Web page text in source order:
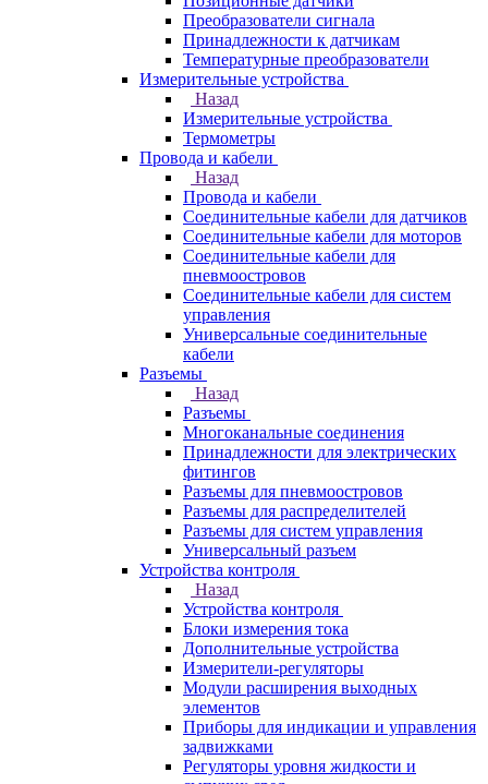
Преобразователи сигнала
Принадлежности к датчикам
Температурные преобразователи
Измерительные устройства
Назад
Измерительные устройства
Термометры
Провода и кабели
Назад
Провода и кабели
Соединительные кабели для датчиков
Соединительные кабели для моторов
Соединительные кабели для
пневмоостровов
Соединительные кабели для систем
управления
Универсальные соединительные
кабели
Разъемы
Назад
Разъемы
Многоканальные соединения
Принадлежности для электрических
фитингов
Разъемы для пневмоостровов
Разъемы для распределителей
Разъемы для систем управления
Универсальный разъем
Устройства контроля
Назад
Устройства контроля
Блоки измерения тока
Дополнительные устройства
Измерители-регуляторы
Модули расширения выходных
элементов
Приборы для индикации и управления
задвижками
Регуляторы уровня жидкости и